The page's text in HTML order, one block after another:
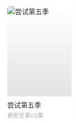
尝试第五季
更新至第05集